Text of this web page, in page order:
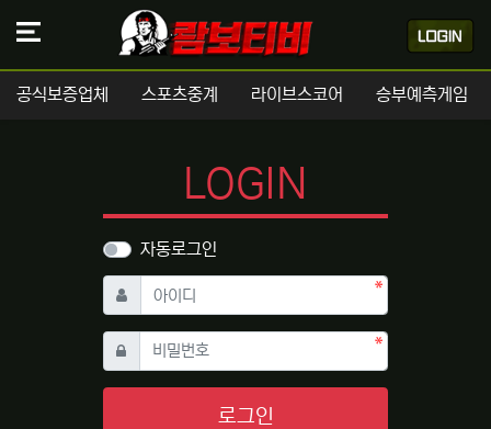
공식보증업체 스포츠중계 라이브스코어 승부예측게임
LOGIN
자동로그인
아이디 필수
비밀번호필수
로그인